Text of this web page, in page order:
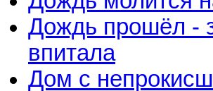
Дождь прошёл -
впитала
Дом с